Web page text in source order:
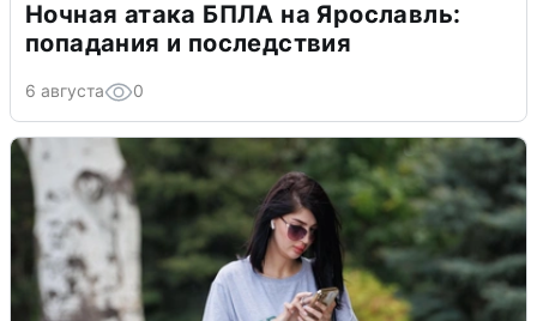
Ночная атака БПЛА на Ярославль:
попадания и последствия
6 августа 0